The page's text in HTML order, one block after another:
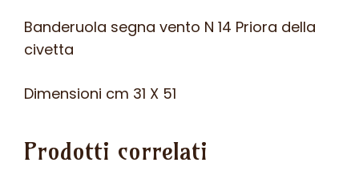
Banderuola segna vento N 14 Priora della
civetta
Dimensioni cm 31 X 51
Prodotti correlati